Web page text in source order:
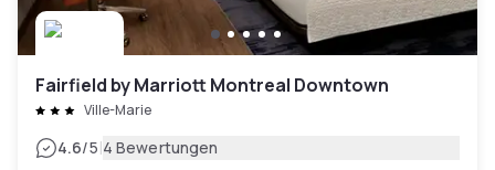
Fairfield by Marriott Montreal Downtown
Ville-Marie
4.6/5|4 Bewertungen